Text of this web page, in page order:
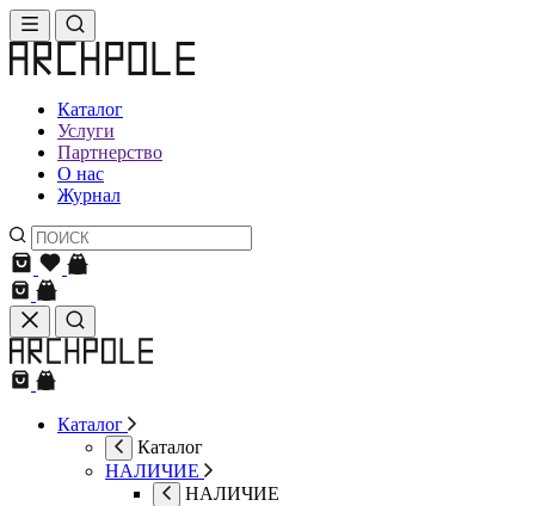
Каталог
Услуги
Партнерство
О нас
Журнал
Каталог
Каталог
НАЛИЧИЕ
НАЛИЧИЕ